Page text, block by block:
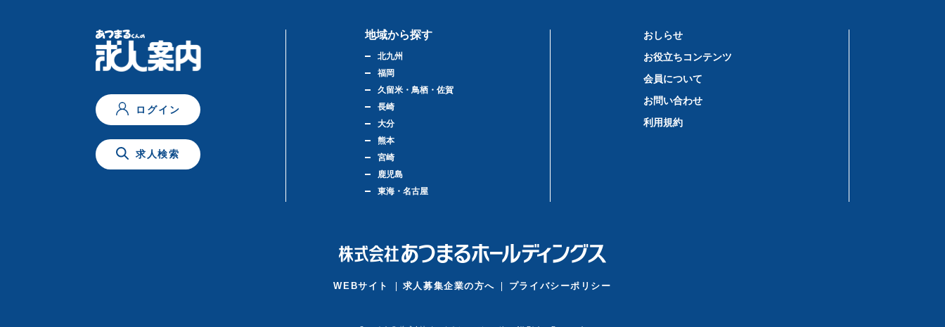
ログイン
求人検索
地域から探す
北九州
福岡
久留米・鳥栖・佐賀
長崎
大分
熊本
宮崎
鹿児島
東海・名古屋
おしらせ
お役立ちコンテンツ
会員について
お問い合わせ
利用規約
WEBサイト 求人募集企業の方へ プライバシーポリシー